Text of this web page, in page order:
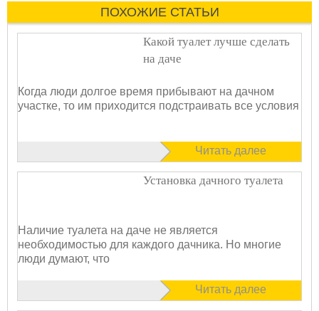
ПОХОЖИЕ СТАТЬИ
Какой туалет лучше сделать
на даче
Когда люди долгое время прибывают на дачном
участке, то им приходится подстраивать все условия
Читать далее
Установка дачного туалета
Наличие туалета на даче не является
необходимостью для каждого дачника. Но многие
люди думают, что
Читать далее